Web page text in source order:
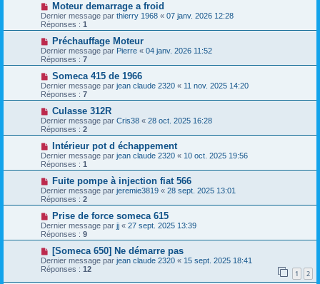
Moteur demarrage a froid
Dernier message par thierry 1968 « 07 janv. 2026 12:28
Réponses : 1
Préchauffage Moteur
Dernier message par Pierre « 04 janv. 2026 11:52
Réponses : 7
Someca 415 de 1966
Dernier message par jean claude 2320 « 11 nov. 2025 14:20
Réponses : 7
Culasse 312R
Dernier message par Cris38 « 28 oct. 2025 16:28
Réponses : 2
Intérieur pot d échappement
Dernier message par jean claude 2320 « 10 oct. 2025 19:56
Réponses : 1
Fuite pompe à injection fiat 566
Dernier message par jeremie3819 « 28 sept. 2025 13:01
Réponses : 2
Prise de force someca 615
Dernier message par jj « 27 sept. 2025 13:39
Réponses : 9
[Someca 650] Ne démarre pas
Dernier message par jean claude 2320 « 15 sept. 2025 18:41
Réponses : 12 1 2